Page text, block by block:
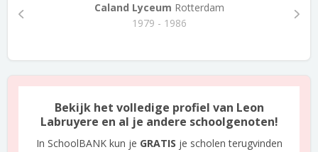
Caland Lyceum Rotterdam
1979 - 1986
Bekijk het volledige profiel van Leon
Labruyere en al je andere schoolgenoten!
In SchoolBANK kun je GRATIS je scholen terugvinden